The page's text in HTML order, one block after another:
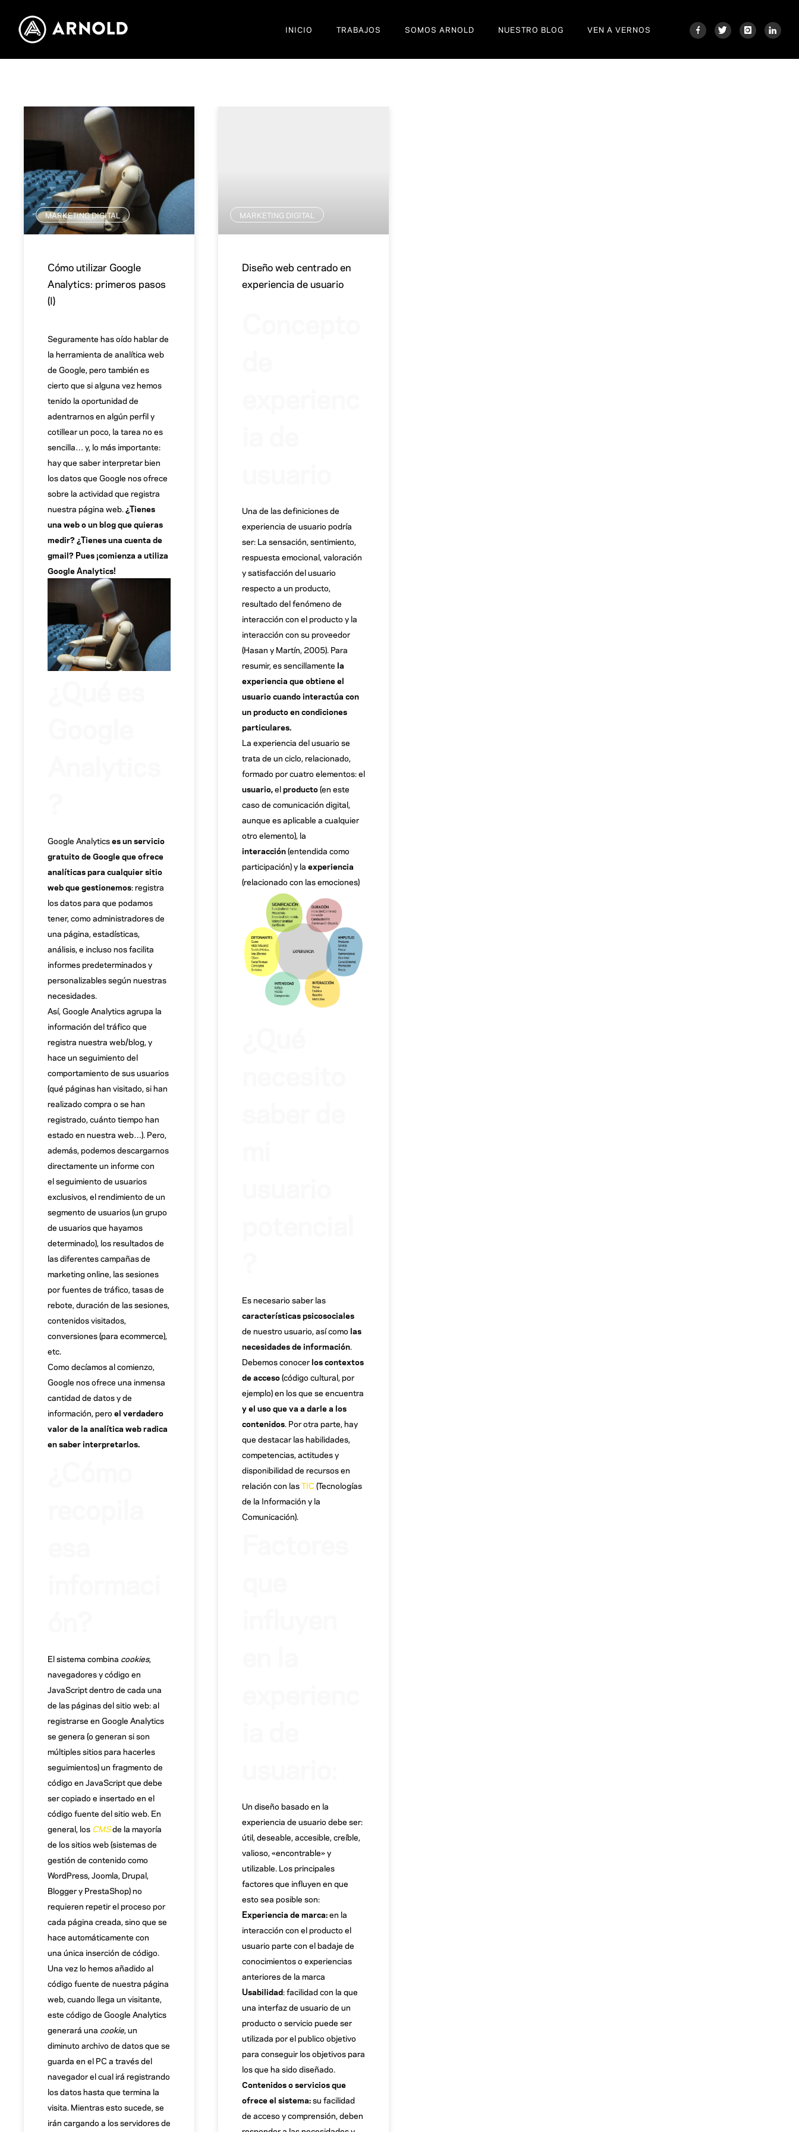
INICIO TRABAJOS SOMOS ARNOLD NUESTRO BLOG VEN A VERNOS
MARKETING DIGITAL
Cómo utilizar Google
Analytics: primeros pasos
(I)
Seguramente has oído hablar de
la herramienta de analítica web
de Google, pero también es
cierto que si alguna vez hemos
tenido la oportunidad de
adentrarnos en algún perfil y
cotillear un poco, la tarea no es
sencilla… y, lo más importante:
hay que saber interpretar bien
los datos que Google nos ofrece
sobre la actividad que registra
nuestra página web.¿Tienes
una web o un blog que quieras
medir? ¿Tienes una cuenta de
gmail? Pues ¡comienza a utiliza
Google Analytics!
Google Analyticses un servicio
gratuito de Google que ofrece
analíticas para cualquier sitio
web que gestionemos: registra
los datos para que podamos
tener, como administradores de
una página, estadísticas,
análisis, e incluso nos facilita
informes predeterminados y
personalizables según nuestras
necesidades.
Así, Google Analytics agrupa la
información del tráfico que
registra nuestra web/blog, y
hace un seguimiento del
comportamiento de sus usuarios
(qué páginas han visitado, si han
realizado compra o se han
registrado, cuánto tiempo han
estado en nuestra web…). Pero,
además, podemos descargarnos
directamente un informe con
el seguimiento de usuarios
exclusivos, el rendimiento de un
segmento de usuarios (un grupo
de usuarios que hayamos
determinado), los resultados de
las diferentes campañas de
marketing online, las sesiones
por fuentes de tráfico, tasas de
rebote, duración de las sesiones,
contenidos visitados,
conversiones (para ecommerce),
etc.
Como decíamos al comienzo,
Google nos ofrece una inmensa
cantidad de datos y de
información, pero el verdadero
valor de la analítica web radica
en saber interpretarlos.
El sistema combina cookies,
navegadores y código en
JavaScript dentro de cada una
de las páginas del sitio web: al
registrarse en Google Analytics
se genera (o generan si son
múltiples sitios para hacerles
seguimientos) un fragmento de
código en JavaScript que debe
ser copiado e insertado en el
código fuente del sitio web. En
general, los CMSde la mayoría
de los sitios web (sistemas de
gestión de contenido como
WordPress, Joomla, Drupal,
Blogger y PrestaShop) no
requieren repetir el proceso por
cada página creada, sino que se
hace automáticamente con
una única inserción de código.
Una vez lo hemos añadido al
código fuente de nuestra página
web, cuando llega un visitante,
este código de Google Analytics
generará una cookie , un
diminuto archivo de datos que se
guarda en el PC a través del
navegador el cual irá registrando
los datos hasta que termina la
visita. Mientras esto sucede, se
irán cargando a los servidores de
MARKETING DIGITAL
Diseño web centrado en
experiencia de usuario
Una de las definiciones de
experiencia de usuario podría
ser: La sensación, sentimiento,
respuesta emocional, valoración
y satisfacción del usuario
respecto a un producto,
resultado del fenómeno de
interacción con el producto y la
interacción con su proveedor
(Hasan y Martín, 2005). Para
resumir, es sencillamente la
experiencia que obtiene el
usuario cuando interactúa con
un producto en condiciones
particulares.
La experiencia del usuario se
trata de un ciclo, relacionado,
formado por cuatro elementos: el
usuario,elproducto(en este
caso de comunicación digital,
aunque es aplicable a cualquier
otro elemento), la
interacción(entendida como
participación) y la experiencia
(relacionado con las emociones)
Es necesario saber las
características psicosociales
de nuestro usuario, así como las
necesidades de información.
Debemos conocer los contextos
de acceso(código cultural, por
ejemplo) en los que se encuentra
y el uso que va a darle a los
contenidos. Por otra parte, hay
que destacar las habilidades,
competencias, actitudes y
disponibilidad de recursos en
relación con lasTIC (Tecnologías
de la Información y la
Comunicación).
Un diseño basado en la
experiencia de usuario debe ser:
útil, deseable, accesible, creíble,
valioso, «encontrable» y
utilizable. Los principales
factores que influyen en que
esto sea posible son:
Experiencia de marca:en la
interacción con el producto el
usuario parte con el badaje de
conocimientos o experiencias
anteriores de la marca
Usabilidad: facilidad con la que
una interfaz de usuario de un
producto o servicio puede ser
utilizada por el publico objetivo
para conseguir los objetivos para
los que ha sido diseñado.
Contenidos o servicios que
ofrece el sistema:su facilidad
de acceso y comprensión, deben